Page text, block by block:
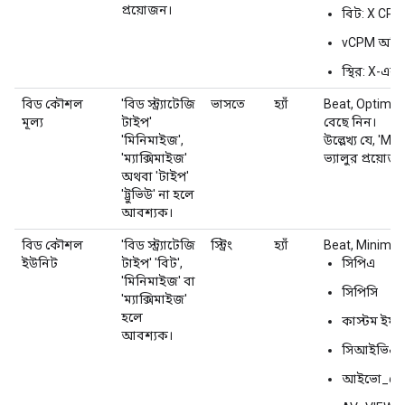
প্রয়োজন।
বিট: X
vCPM
স্থির: X-এর
বিড কৌশল
মূল্য
'বিড স্ট্র্যাটেজি
টাইপ'
'মিনিমাইজ',
'ম্যাক্সিমাইজ'
অথবা 'টাইপ'
'ট্রুভিউ' না হলে
আবশ্যক।
ভাসতে হ্যাঁ
Beat,
বেছে নিন।
উল্লেখ্য যে,
ভ্যালুর
বিড কৌশল
ইউনিট
'বিড স্ট্র্যাটেজি
টাইপ' 'বিট',
'মিনিমাইজ' বা
'ম্যাক্সিমাইজ'
হলে
আবশ্যক।
স্ট্রিং হ্যাঁ
Beat,
সিপিএ
সিপিসি
কাস্টম
সিআইভিএ